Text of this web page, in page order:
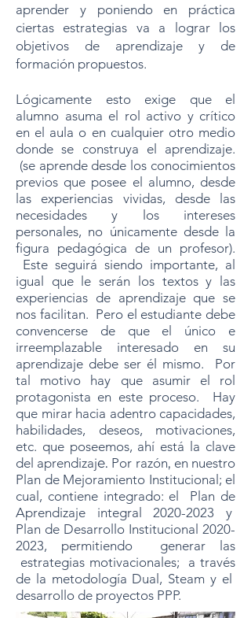
aprender y poniendo en práctica
ciertas estrategias va a lograr los
objetivos de aprendizaje y de
formación propuestos.
Lógicamente esto exige que el
alumno asuma el rol activo y crítico
en el aula o en cualquier otro medio
donde se construya el aprendizaje.
(se aprende desde los conocimientos
previos que posee el alumno, desde
las experiencias vividas, desde las
necesidades y los intereses
personales, no únicamente desde la
figura pedagógica de un profesor).
Este seguirá siendo importante, al
igual que le serán los textos y las
experiencias de aprendizaje que se
nos facilitan. Pero el estudiante debe
convencerse de que el único e
irreemplazable interesado en su
aprendizaje debe ser él mismo. Por
tal motivo hay que asumir el rol
protagonista en este proceso. Hay
que mirar hacia adentro capacidades,
habilidades, deseos, motivaciones,
etc. que poseemos, ahí está la clave
del aprendizaje. Por razón, en nuestro
Plan de Mejoramiento Institucional; el
cual, contiene integrado: el Plan de
Aprendizaje integral2020-2023 y
Plan de Desarrollo Institucional 2020-
2023, permitiendo generar las
estrategias motivacionales; a través
de la metodología Dual, Steam y el
desarrollo de proyectos PPP.